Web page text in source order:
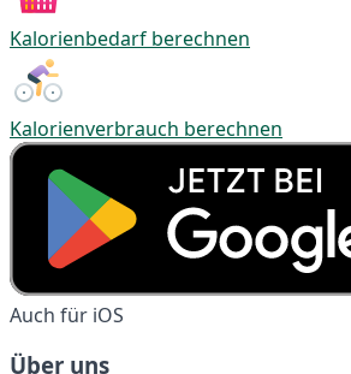
Kalorienbedarf berechnen
Kalorienverbrauch berechnen
Auch für iOS
Über uns